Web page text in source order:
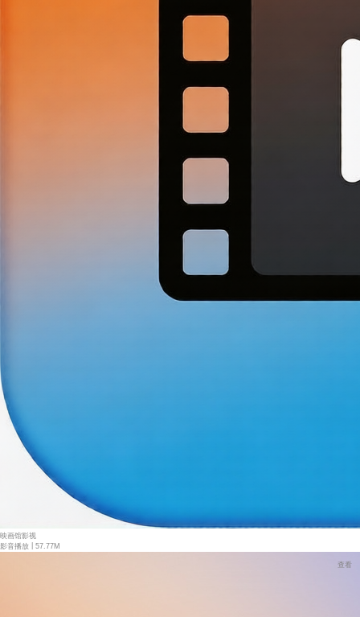
映画馆影视
影音播放
57.77M
查看